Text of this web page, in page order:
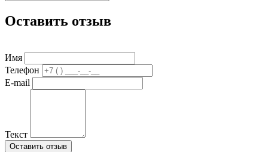
Оставить отзыв
Имя
Телефон
E-mail
Текст
Оставить отзыв